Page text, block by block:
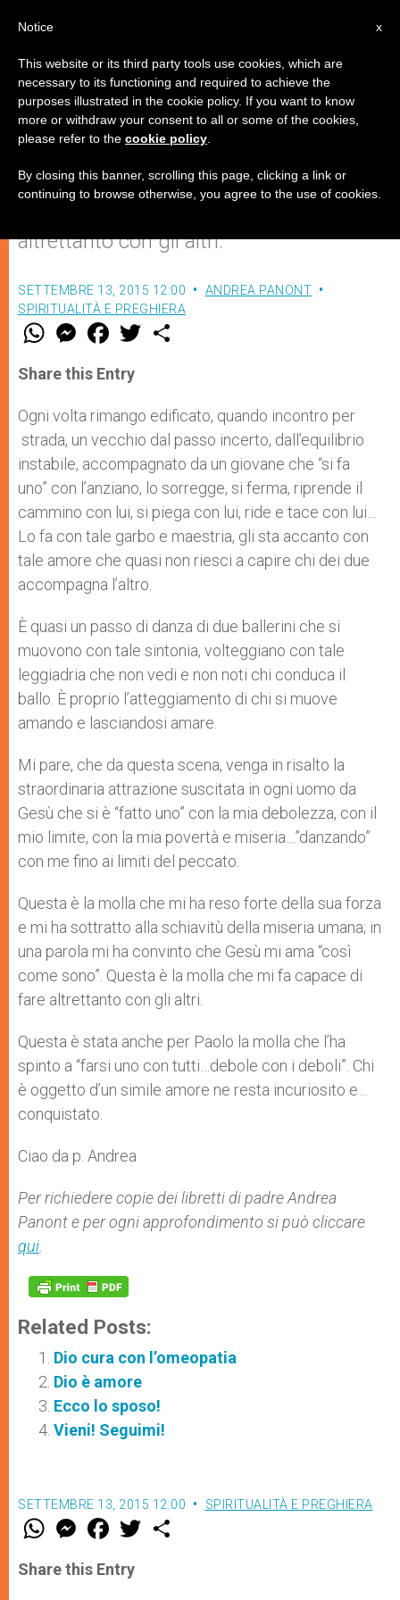
Debole con i deboli
Gesù mi ama “così come sono”. Questa
altrettanto con gli altri.
SETTEMBRE 13, 2015 12:00
ANDREA PANONT
SPIRITUALITÀ E PREGHIERA
W
t
s
p
p
M
e
s
e
g
e
r
F
a
e
b
o
k
w
r
Share this Entry
Ogni volta rimango edificato, quando incontro per
strada, un vecchio dal passo incerto, dall’equilibrio
instabile, accompagnato da un giovane che “si fa
uno” con l’anziano, lo sorregge, si ferma, riprende il
cammino con lui, si piega con lui, ride e tace con lui…
Lo fa con tale garbo e maestria, gli sta accanto con
tale amore che quasi non riesci a capire chi dei due
accompagna l’altro.
È quasi un passo di danza di due ballerini che si
muovono con tale sintonia, volteggiano con tale
leggiadria che non vedi e non noti chi conduca il
ballo. È proprio l’atteggiamento di chi si muove
amando e lasciandosi amare.
Mi pare, che da questa scena, venga in risalto la
straordinaria attrazione suscitata in ogni uomo da
Gesù che si è “fatto uno” con la mia debolezza, con il
mio limite, con la mia povertà e miseria…”danzando”
con me fino ai limiti del peccato.
Questa è la molla che mi ha reso forte della sua forza
e mi ha sottratto alla schiavitù della miseria umana; in
una parola mi ha convinto che Gesù mi ama “così
come sono”. Questa è la molla che mi fa capace di
fare altrettanto con gli altri.
Questa è stata anche per Paolo la molla che l’ha
spinto a “farsi uno con tutti…debole con i deboli”. Chi
è oggetto d’un simile amore ne resta incuriosito e…
conquistato.
Ciao da p. Andrea
Per richiedere copie dei libretti di padre Andrea
Panont e per ogni approfondimento si può cliccare
qui
Related Posts:
Dio cura con l’omeopatia
Dio è amore
Ecco lo sposo!
Vieni! Seguimi!
SETTEMBRE 13, 2015 12:00 SPIRITUALITÀ E PREGHIERA
W
t
s
M
e
s
e
F
a
e
b
w
Share this Entry
x
Notice
This website or its third party tools use cookies, which are
necessary to its functioning and required to achieve the
purposes illustrated in the cookie policy. If you want to know
more or withdraw your consent to all or some of the cookies,
please refer to the cookie policy
By closing this banner, scrolling this page, clicking a link or
continuing to browse otherwise, you agree to the use of cookies.